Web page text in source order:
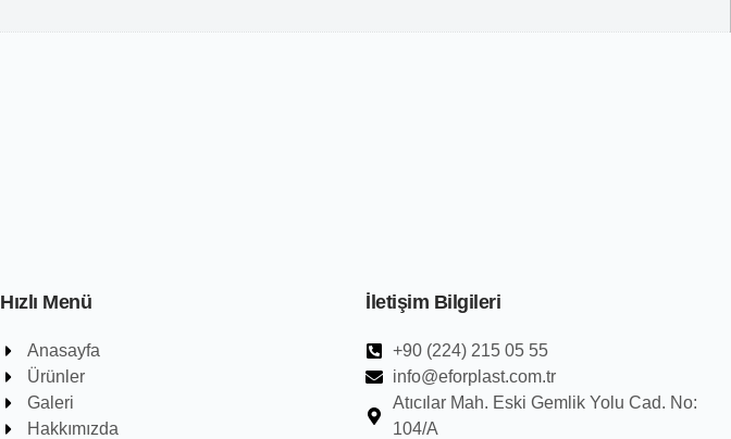
Hızlı Menü
Anasayfa
Ürünler
Galeri
Hakkımızda
İletişim Bilgileri
+90 (224) 215 05 55
info@eforplast.com.tr
Atıcılar Mah. Eski Gemlik Yolu Cad. No:
104/A